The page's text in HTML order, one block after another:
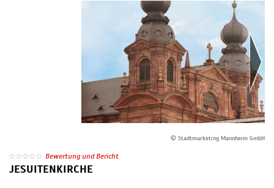
© Stadtmarketing Mannheim GmbH
Bewertung und Bericht
JESUITENKIRCHE